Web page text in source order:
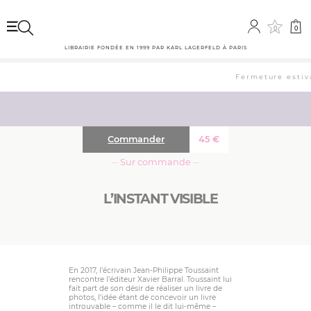
0 0
LIBRAIRIE FONDÉE EN 1999 PAR KARL LAGERFELD À PARIS
Fermeture
L’INSTANT VISIBLE
45 €
Commander
··· Sur commande ···
En 2017, l’écrivain Jean-Philippe Toussaint
rencontre l’éditeur Xavier Barral. Toussaint lui
fait part de son désir de réaliser un livre de
photos, l’idée étant de concevoir un livre
introuvable – comme il le dit lui-même –